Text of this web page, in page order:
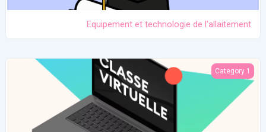
Equipement et technologie de l'allaitement
Ma classe virtuelle vers les 100h
Category 1